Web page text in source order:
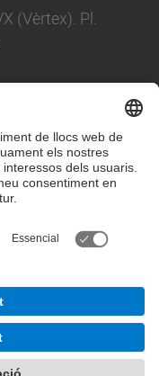
(Vèrtex). Pl.